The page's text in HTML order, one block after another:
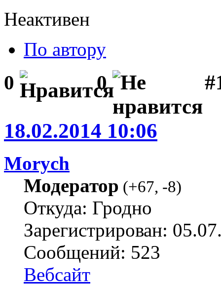
Неактивен
По автору
0 0
18.02.2014 10:06
Morych
Модератор (+67, -8)
Откуда: Гродно
Зарегистрирован:
Сообщений: 523
Вебсайт